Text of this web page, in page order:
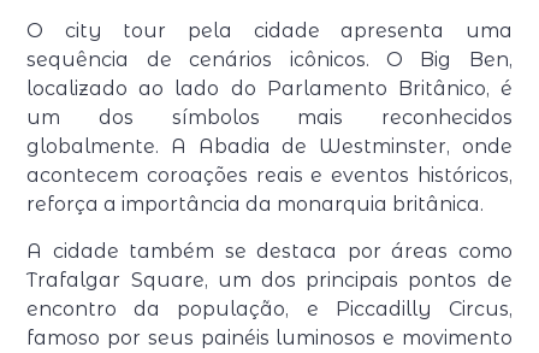
O city tour pela cidade apresenta uma
sequência de cenários icônicos. O Big Ben,
localizado ao lado do Parlamento Britânico, é
um dos símbolos mais reconhecidos
globalmente. A Abadia de Westminster, onde
acontecem coroações reais e eventos históricos,
reforça a importância da monarquia britânica.
A cidade também se destaca por áreas como
Trafalgar Square, um dos principais pontos de
encontro da população, e Piccadilly Circus,
famoso por seus painéis luminosos e movimento